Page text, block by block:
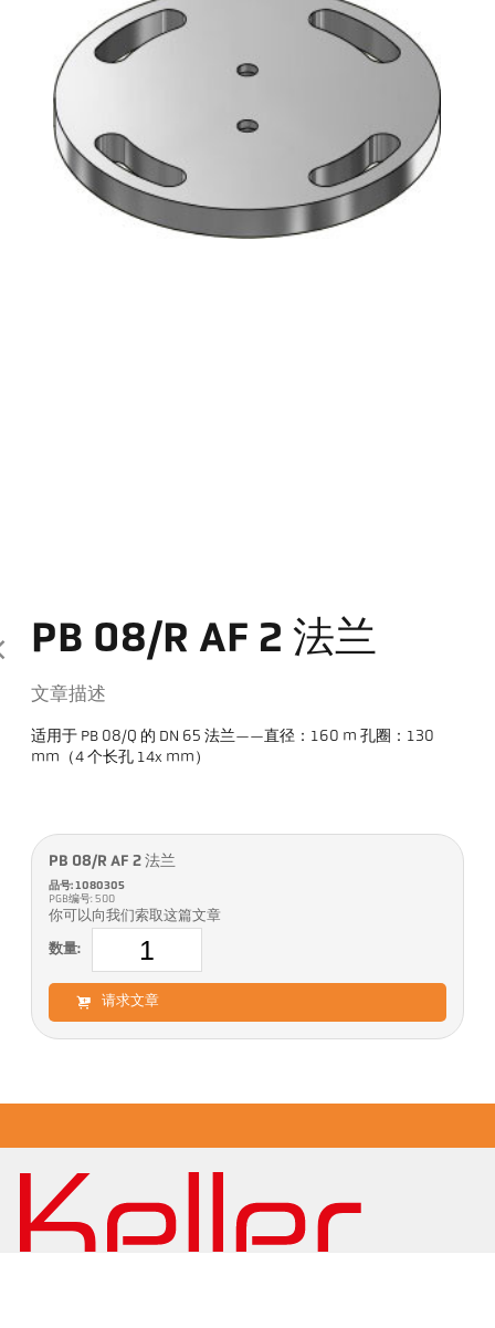
PB 08/R AF 2 法兰
文章描述
适用于 PB 08/Q 的 DN 65 法兰——直径：160 m 孔圈：130
mm（4 个长孔 14x mm）
PB 08/R AF 2 法兰
品号: 1080305
PGB编号: 500
你可以向我们索取这篇文章
数量:
请求文章